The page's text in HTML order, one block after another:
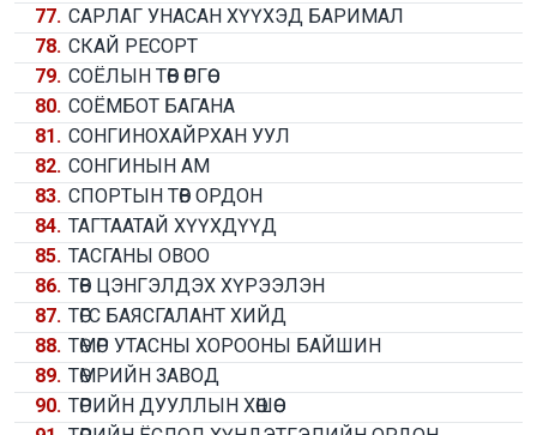
77. САРЛАГ УНАСАН ХҮҮХЭД БАРИМАЛ
78. СКАЙ РЕСОРТ
79. СОЁЛЫН ТӨВ ӨРГӨӨ
80. СОЁМБОТ БАГАНА
81. СОНГИНОХАЙРХАН УУЛ
82. СОНГИНЫН АМ
83. СПОРТЫН ТӨВ ОРДОН
84. ТАГТААТАЙ ХҮҮХДҮҮД
85. ТАСГАНЫ ОВОО
86. ТӨВ ЦЭНГЭЛДЭХ ХҮРЭЭЛЭН
87. ТӨГС БАЯСГАЛАНТ ХИЙД
88. ТӨМӨР УТАСНЫ ХОРООНЫ БАЙШИН
89. ТӨМРИЙН ЗАВОД
90. ТӨРИЙН ДУУЛЛЫН ХӨШӨӨ